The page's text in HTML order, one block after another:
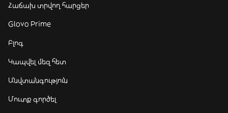
Հաճախ տրվող հարցեր
Glovo Prime
Բլոգ
Կապվել մեզ հետ
Անվտանգություն
Մուտք գործել